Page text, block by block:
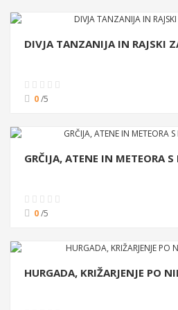
DIVJA TANZANIJA IN RAJSKI
0/5
GRČIJA, ATENE IN METEORA
0/5
HURGADA, KRIŽARJENJE PO